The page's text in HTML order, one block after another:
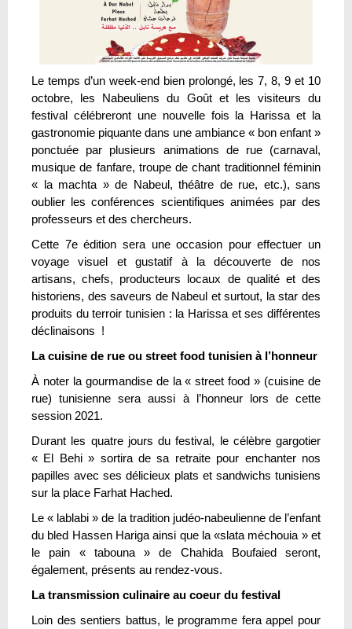
Le temps d’un week-end bien prolongé, les 7, 8, 9 et 10
octobre, les Nabeuliens du Goût et les visiteurs du
festival célébreront une nouvelle fois la Harissa et la
gastronomie piquante dans une ambiance « bon enfant »
ponctuée par plusieurs animations de rue (carnaval,
musique de fanfare, troupe de chant traditionnel féminin
« la machta » de Nabeul, théâtre de rue, etc.), sans
oublier les conférences scientifiques animées par des
professeurs et des chercheurs.
Cette 7e édition sera une occasion pour effectuer un
voyage visuel et gustatif à la découverte de nos
artisans, chefs, producteurs locaux de qualité et des
historiens, des saveurs de Nabeul et surtout, la star des
produits du terroir tunisien : la Harissa et ses différentes
déclinaisons !
La cuisine de rue ou street food tunisien à l’honneur
À noter la gourmandise de la « street food » (cuisine de
rue) tunisienne sera aussi à l’honneur lors de cette
session 2021.
Durant les quatre jours du festival, le célèbre gargotier
« El Behi » sortira de sa retraite pour enchanter nos
papilles avec ses délicieux plats et sandwichs tunisiens
sur la place Farhat Hached.
Le « lablabi » de la tradition judéo-nabeulienne de l’enfant
du bled Hassen Hariga ainsi que la «slata méchouia » et
le pain « tabouna » de Chahida Boufaied seront,
également, présents au rendez-vous.
La transmission culinaire au coeur du festival
Loin des sentiers battus, le programme fera appel pour